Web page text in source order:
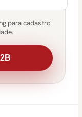
para cadastro